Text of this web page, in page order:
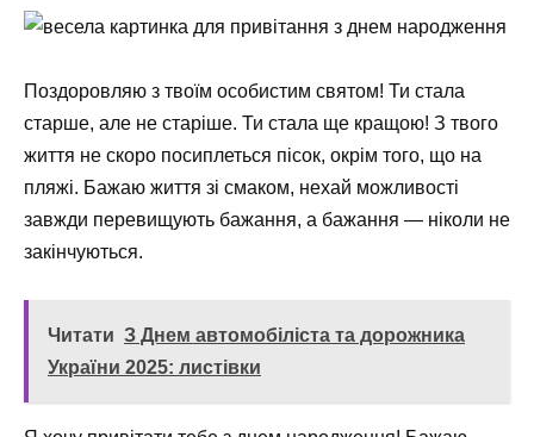
Поздоровляю з твоїм особистим святом! Ти стала
старше, але не старіше. Ти стала ще кращою! З твого
життя не скоро посиплеться пісок, окрім того, що на
пляжі. Бажаю життя зі смаком, нехай можливості
завжди перевищують бажання, а бажання — ніколи не
закінчуються.
Читати З Днем автомобіліста та дорожника
України 2025: листівки